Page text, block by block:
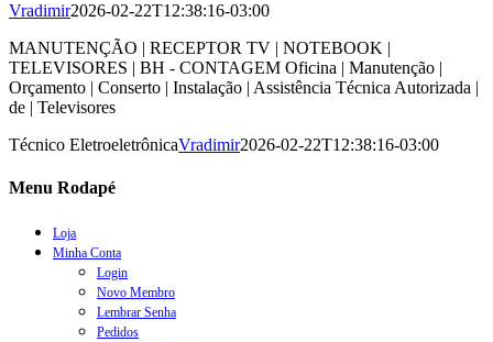
Vradimir2026-02-22T12:38:16-03:00
MANUTENÇÃO | RECEPTOR TV | NOTEBOOK |
TELEVISORES | BH - CONTAGEM Oficina | Manutenção |
Orçamento | Conserto | Instalação | Assistência Técnica Autorizada |
de | Televisores
Técnico EletroeletrônicaVradimir2026-02-22T12:38:16-03:00
Menu Rodapé
Loja
Minha Conta
Login
Novo Membro
Lembrar Senha
Pedidos